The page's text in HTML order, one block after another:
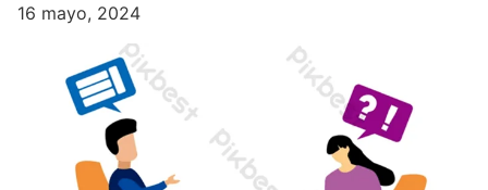
16 mayo, 2024